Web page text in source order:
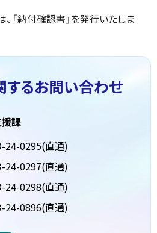
「納付確認書」を発行いたしま
するお問い合わせ
課
24-0295(直通)
24-0297(直通)
24-0298(直通)
24-0896(直通)